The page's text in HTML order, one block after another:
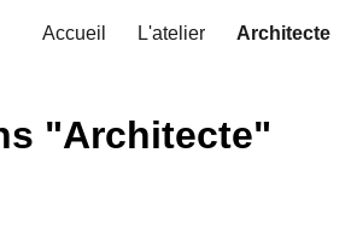
Skip to navigation
Accueil L'atelier Architecte
"Architecte"